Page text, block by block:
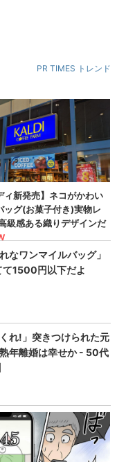
PR TIMES トレンド